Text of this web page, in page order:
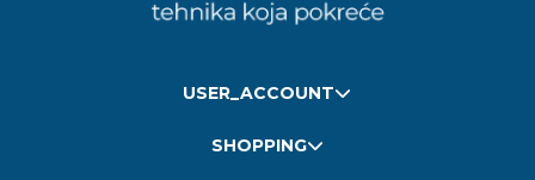
USER_ACCOUNT
SHOPPING